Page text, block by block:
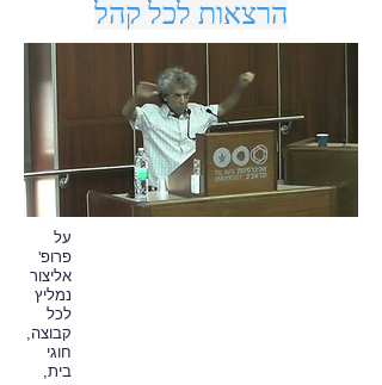
הרצאות לכל קהל
על
פרופ'
אליצור
נמליץ
לכל
קבוצה,
חוגי
בית,